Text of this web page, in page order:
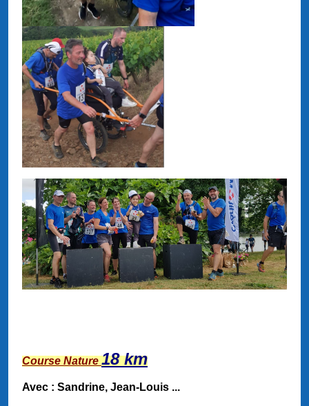
Course Nature 18 km
Avec : Sandrine, Jean-Louis ...